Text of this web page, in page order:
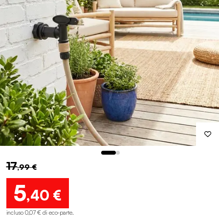
17,99 €
5,40 €
incluso 0,07 € di eco-parte.